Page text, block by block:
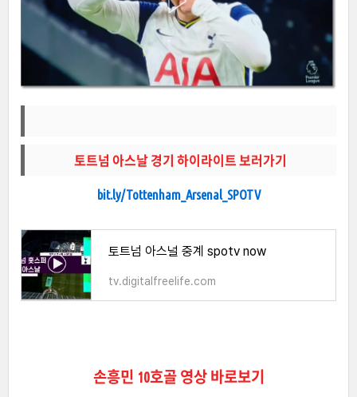
토트넘 아스날 경기 하이라이트 보러가기
bit.ly/Tottenham_Arsenal_SPOTV
토트넘 아스널 중계 spotv now
tv.digitalfreelife.com
손흥민 10호골 영상 바로보기